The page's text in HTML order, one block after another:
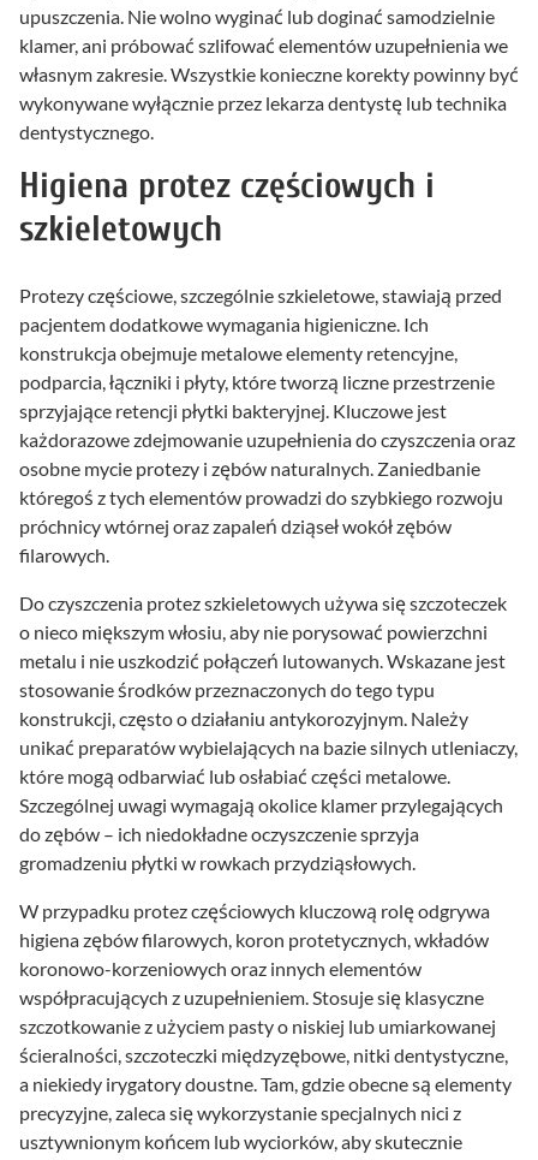
upuszczenia. Nie wolno wyginać lub doginać samodzielnie
klamer, ani próbować szlifować elementów uzupełnienia we
własnym zakresie. Wszystkie konieczne korekty powinny być
wykonywane wyłącznie przez lekarza dentystę lub technika
dentystycznego.
Higiena protez częściowych i
szkieletowych
Protezy częściowe, szczególnie szkieletowe, stawiają przed
pacjentem dodatkowe wymagania higieniczne. Ich
konstrukcja obejmuje metalowe elementy retencyjne,
podparcia, łączniki i płyty, które tworzą liczne przestrzenie
sprzyjające retencji płytki bakteryjnej. Kluczowe jest
każdorazowe zdejmowanie uzupełnienia do czyszczenia oraz
osobne mycie protezy i zębów naturalnych. Zaniedbanie
któregoś z tych elementów prowadzi do szybkiego rozwoju
próchnicy wtórnej oraz zapaleń dziąseł wokół zębów
filarowych.
Do czyszczenia protez szkieletowych używa się szczoteczek
o nieco miększym włosiu, aby nie porysować powierzchni
metalu i nie uszkodzić połączeń lutowanych. Wskazane jest
stosowanie środków przeznaczonych do tego typu
konstrukcji, często o działaniu antykorozyjnym. Należy
unikać preparatów wybielających na bazie silnych utleniaczy,
które mogą odbarwiać lub osłabiać części metalowe.
Szczególnej uwagi wymagają okolice klamer przylegających
do zębów – ich niedokładne oczyszczenie sprzyja
gromadzeniu płytki w rowkach przydziąsłowych.
W przypadku protez częściowych kluczową rolę odgrywa
higiena zębów filarowych, koron protetycznych, wkładów
koronowo-korzeniowych oraz innych elementów
współpracujących z uzupełnieniem. Stosuje się klasyczne
szczotkowanie z użyciem pasty o niskiej lub umiarkowanej
ścieralności, szczoteczki międzyzębowe, nitki dentystyczne,
a niekiedy irygatory doustne. Tam, gdzie obecne są elementy
precyzyjne, zaleca się wykorzystanie specjalnych nici z
usztywnionym końcem lub wyciorków, aby skutecznie